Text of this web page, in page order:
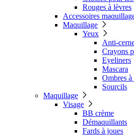
Rouges à lèvres
Accessoires
Maquillage
Yeux
Anti-
Crayons
Eyeliners
Mascara
Ombres à
Sourcils
Maquillage
Visage
BB crème
Démaquillants
Fards à joues